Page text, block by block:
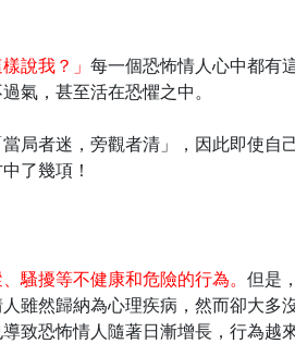
說我？」 每一個恐怖情人心中都有
氣，甚至活在恐懼之中。
局者迷，旁觀者清」，因此即使自
了幾項！
騷擾等不健康和危險的行為。 但是
雖然歸納為心理疾病，然而卻大多
致恐怖情人隨著日漸增長，行為越來